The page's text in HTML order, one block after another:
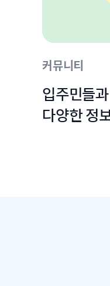
커뮤니티
입주민들과
다양한 정